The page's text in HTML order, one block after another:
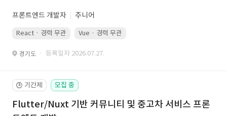
프론트엔드 개발자 주니어
React · 경력 무관 Vue · 경력 무관
경기도 · 등록일자 2026.07.27.
🕒 기간제 모집 중
Flutter/Nuxt 기반 커뮤니티 및 중고차 서비스 프론